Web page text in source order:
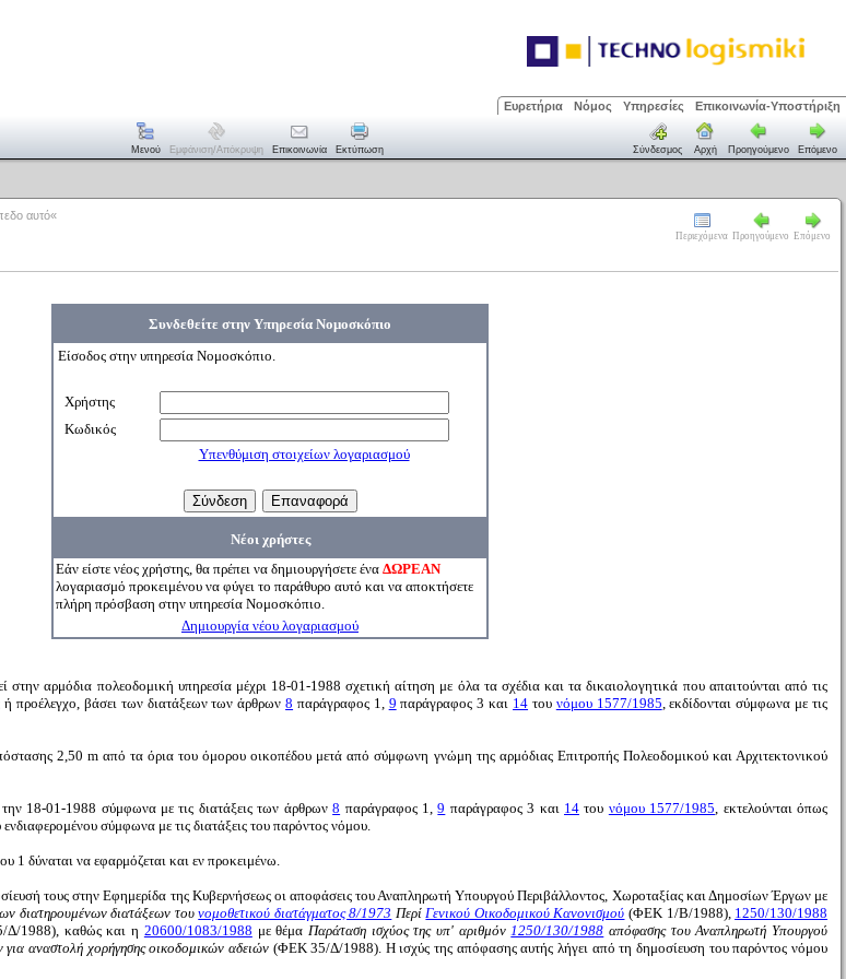
Ευρετήρια Νόμος Υπηρεσίες Επικοινωνία-Υποστήριξη
Μενού Εμφάνιση/απόκρυψη Επικοινωνία Εκτύπωση Σύνδεσμος Αρχή Προηγούμενο Επόμενο